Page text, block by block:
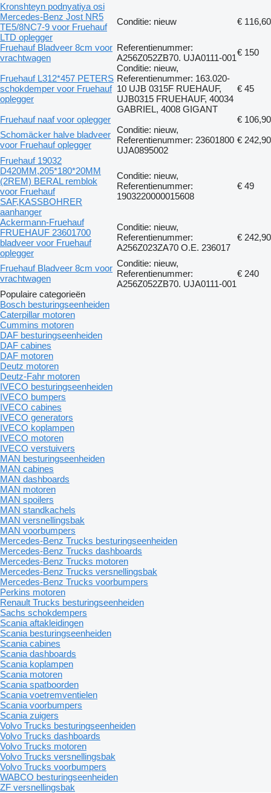
Kronshteyn podnyatiya osi
Mercedes-Benz Jost NR5
TE5/8NC7-9 voor Fruehauf
LTD oplegger
Conditie: nieuw € 116,60
Fruehauf Bladveer 8cm voor
vrachtwagen
Referentienummer:
A256Z052ZB70. UJA0111-001
€ 150
Fruehauf L312*457 PETERS
schokdemper voor Fruehauf
oplegger
Conditie: nieuw,
Referentienummer: 163.020-
10 UJB 0315F RUEHAUF,
UJB0315 FRUEHAUF, 40034
GABRIEL, 4008 GIGANT
€ 45
Fruehauf naaf voor oplegger
€ 106,90
Schomäcker halve bladveer
voor Fruehauf oplegger
Conditie: nieuw,
Referentienummer: 23601800
UJA0895002
€ 242,90
Fruehauf 19032
D420MM,205*180*20MM
(2REM) BERAL remblok
voor Fruehauf
SAF,KASSBOHRER
aanhanger
Conditie: nieuw,
Referentienummer:
1903220000015608
€ 49
Ackermann-Fruehauf
FRUEHAUF 23601700
bladveer voor Fruehauf
oplegger
Conditie: nieuw,
Referentienummer:
A256Z023ZA70 O.E. 236017
€ 242,90
Fruehauf Bladveer 8cm voor
vrachtwagen
Conditie: nieuw,
Referentienummer:
A256Z052ZB70. UJA0111-001
€ 240
Populaire categorieën
Bosch besturingseenheiden
Caterpillar motoren
Cummins motoren
DAF besturingseenheiden
DAF cabines
DAF motoren
Deutz motoren
Deutz-Fahr motoren
IVECO besturingseenheiden
IVECO bumpers
IVECO cabines
IVECO generators
IVECO koplampen
IVECO motoren
IVECO verstuivers
MAN besturingseenheiden
MAN cabines
MAN dashboards
MAN motoren
MAN spoilers
MAN standkachels
MAN versnellingsbak
MAN voorbumpers
Mercedes-Benz Trucks besturingseenheiden
Mercedes-Benz Trucks dashboards
Mercedes-Benz Trucks motoren
Mercedes-Benz Trucks versnellingsbak
Mercedes-Benz Trucks voorbumpers
Perkins motoren
Renault Trucks besturingseenheiden
Sachs schokdempers
Scania aftakleidingen
Scania besturingseenheiden
Scania cabines
Scania dashboards
Scania koplampen
Scania motoren
Scania spatboorden
Scania voetremventielen
Scania voorbumpers
Scania zuigers
Volvo Trucks besturingseenheiden
Volvo Trucks dashboards
Volvo Trucks motoren
Volvo Trucks versnellingsbak
Volvo Trucks voorbumpers
WABCO besturingseenheiden
ZF versnellingsbak